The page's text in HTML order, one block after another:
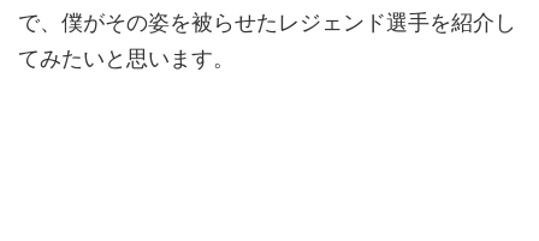
で、僕がその姿を被らせたレジェンド選手を紹介し
てみたいと思います。